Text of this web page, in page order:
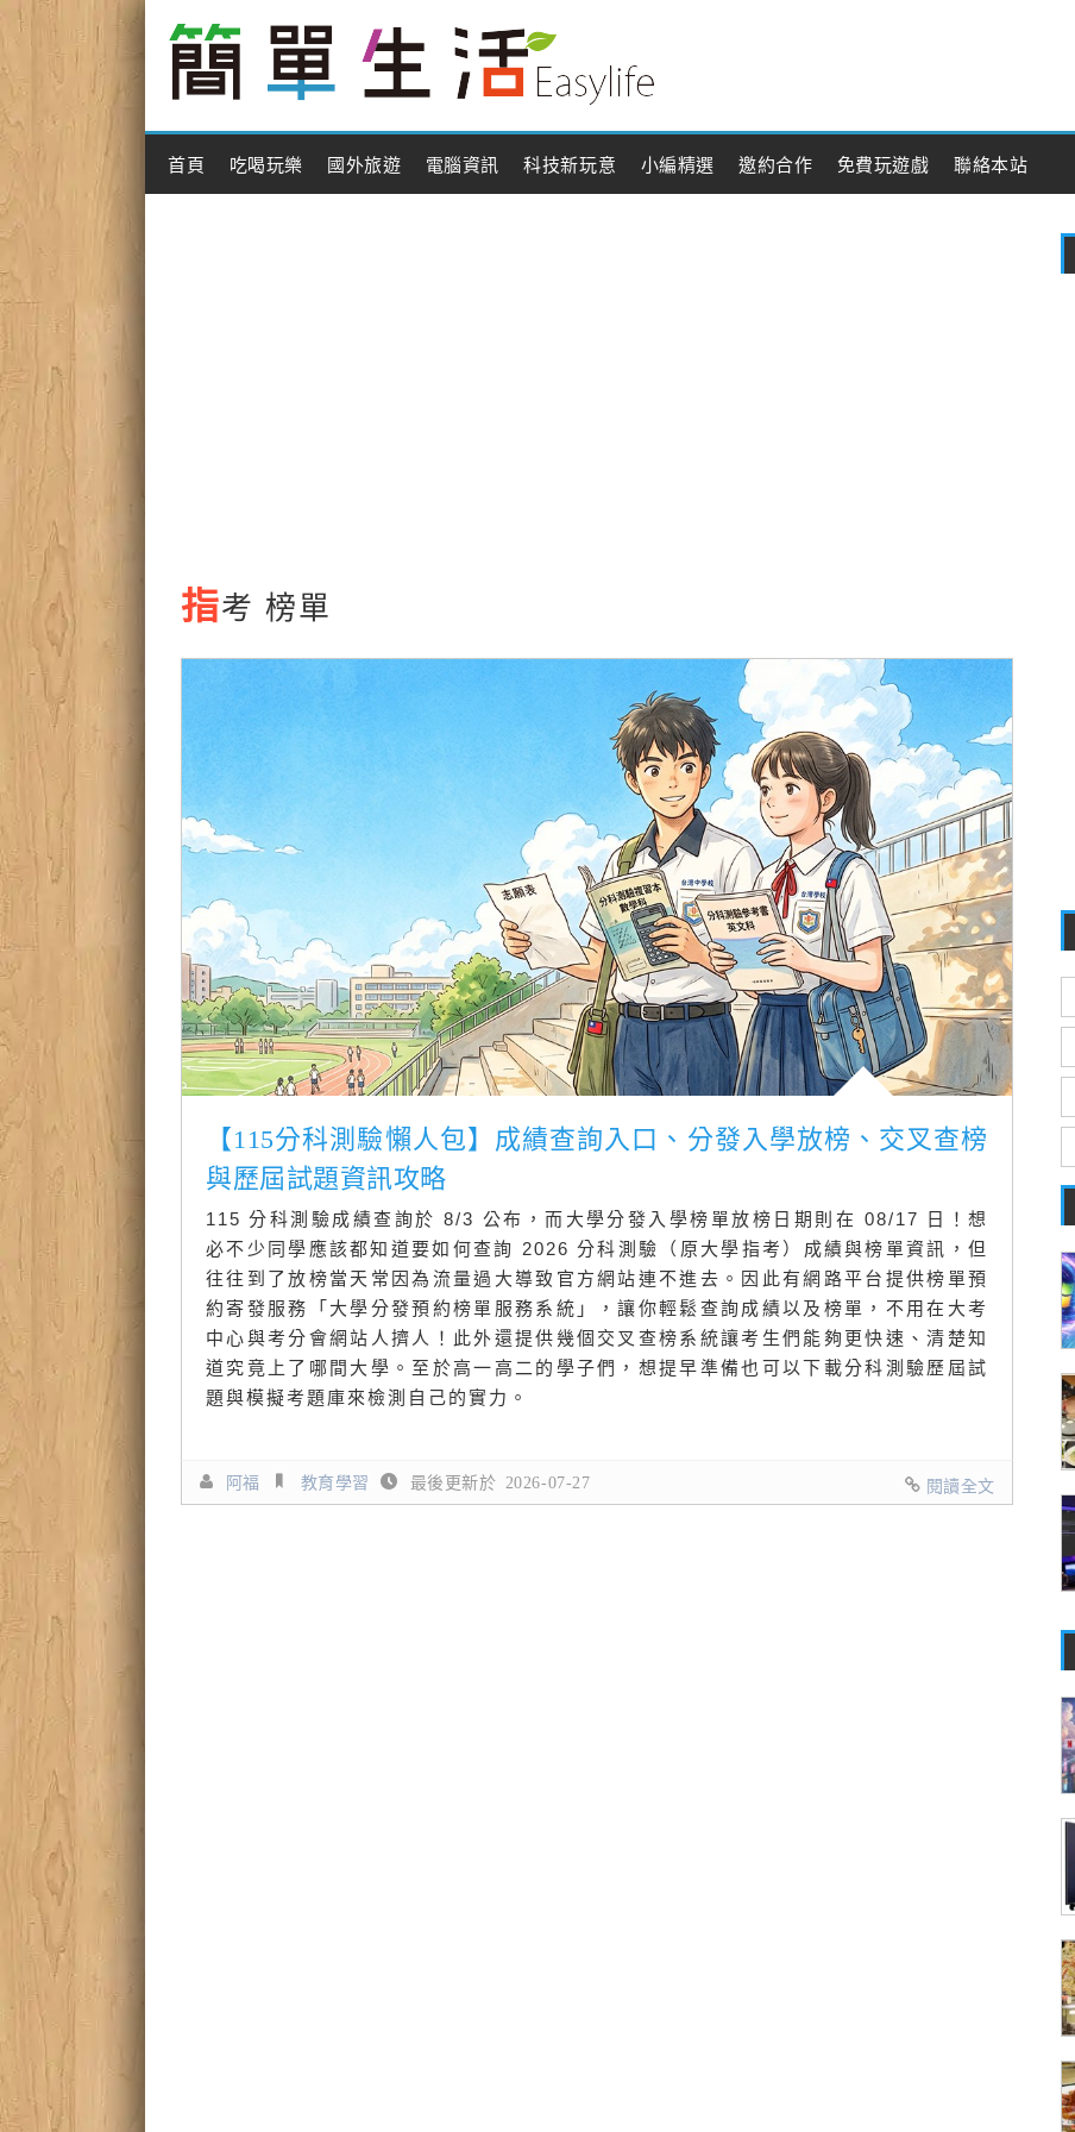
Main Menu
首頁 吃喝玩樂 國外旅遊 電腦資訊 科技新玩意 小編精選 邀約合作 免費玩遊戲 聯絡本站
指考 榜單
【115分科測驗懶人包】成績查詢入口、分發入學放榜、交叉查榜
與歷屆試題資訊攻略
115 分科測驗成績查詢於 8/3 公布，而大學分發入學榜單放榜日期則在 08/17 日！想
必不少同學應該都知道要如何查詢 2026 分科測驗（原大學指考）成績與榜單資訊，但
往往到了放榜當天常因為流量過大導致官方網站連不進去。因此有網路平台提供榜單預
約寄發服務「大學分發預約榜單服務系統」，讓你輕鬆查詢成績以及榜單，不用在大考
中心與考分會網站人擠人！此外還提供幾個交叉查榜系統讓考生們能夠更快速、清楚知
道究竟上了哪間大學。至於高一高二的學子們，想提早準備也可以下載分科測驗歷屆試
題與模擬考題庫來檢測自己的實力。
阿福 教育學習 最後更新於 2026-07-27 閱讀全文